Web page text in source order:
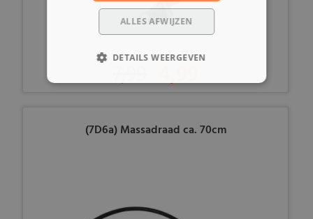
7,99 4,99
(7D6a) Massadraad ca. 70cm
ALLES AFWIJZEN
DETAILS WEERGEVEN